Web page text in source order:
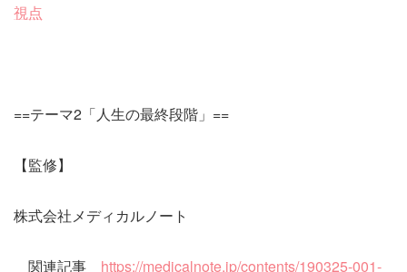
視点
==テーマ2「人生の最終段階」==
【監修】
株式会社メディカルノート
関連記事 https://medicalnote.jp/contents/190325-001-